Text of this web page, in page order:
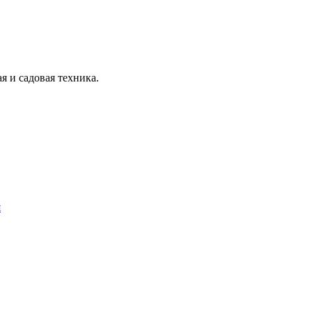
и садовая техника.